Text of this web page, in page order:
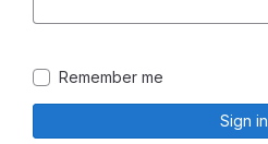
Remember me
Sign in